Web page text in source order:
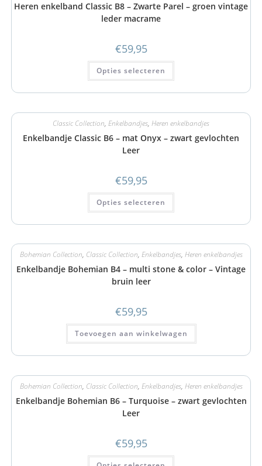
Heren enkelband Classic B8 – Zwarte Parel – groen vintage
leder macrame
€59,95
Opties selecteren
Classic Collection, Enkelbandjes, Heren enkelbandjes
Enkelbandje Classic B6 – mat Onyx – zwart gevlochten
Leer
€59,95
Opties selecteren
Bohemian Collection, Classic Collection, Enkelbandjes, Heren enkelbandjes
Enkelbandje Bohemian B4 – multi stone & color – Vintage
bruin leer
€59,95
Toevoegen aan winkelwagen
Bohemian Collection, Classic Collection, Enkelbandjes, Heren enkelbandjes
Enkelbandje Bohemian B6 – Turquoise – zwart gevlochten
Leer
€59,95